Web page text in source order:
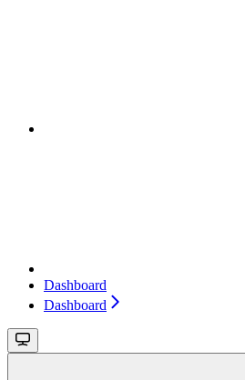
Dashboard
Dashboard